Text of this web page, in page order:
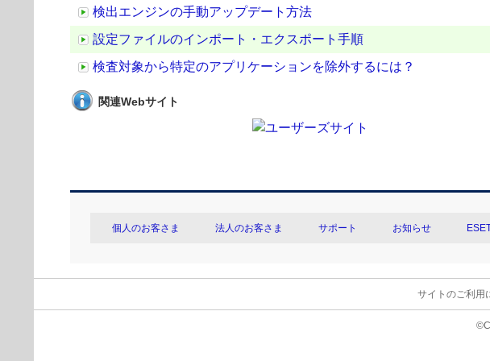
検出エンジンの手動アップデート方法
設定ファイルのインポート・エクスポート手順
検査対象から特定のアプリケーションを除外するには？
関連Webサイト
個人のお客さま 法人のお客さま サポート お知らせ
サイトのご利用